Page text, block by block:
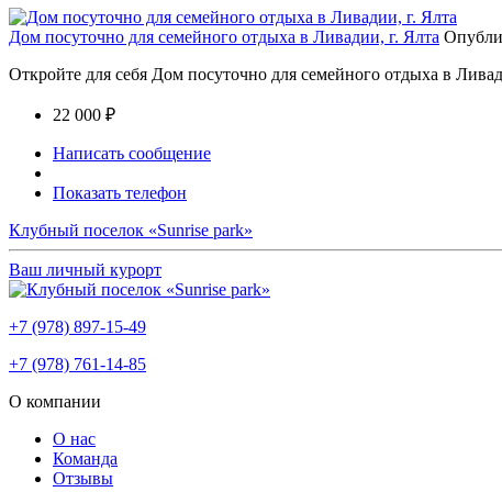
Дом посуточно для семейного отдыха в Ливадии, г. Ялта
Откройте для себя Дом посуточно для семейного отдыха в
22 000 ₽
Написать сообщение
Показать телефон
Клубный поселок «Sunrise park»
Ваш личный курорт
+7 (978) 897-15-49
+7 (978) 761-14-85
О компании
О нас
Команда
Отзывы